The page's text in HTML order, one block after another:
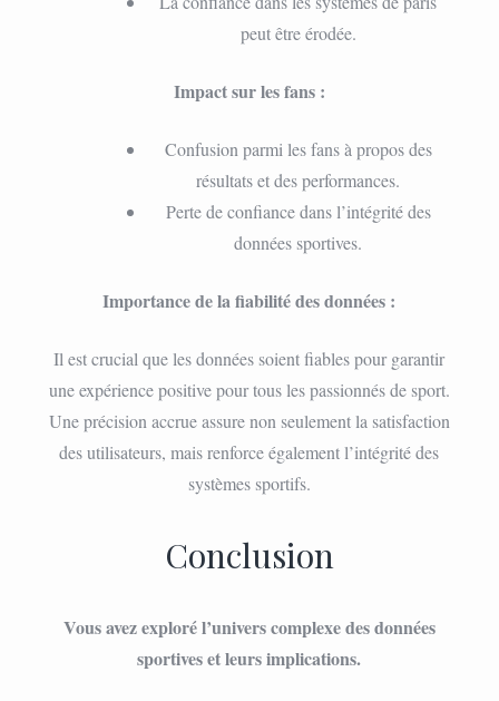
peut être érodée.
Impact sur les fans :
Confusion parmi les fans à propos des
résultats et des performances.
Perte de confiance dans l’intégrité des
données sportives.
Importance de la fiabilité des données :
Il est crucial que les données soient fiables pour garantir
une expérience positive pour tous les passionnés de sport.
Une précision accrue assure non seulement la satisfaction
des utilisateurs, mais renforce également l’intégrité des
systèmes sportifs.
Conclusion
Vous avez exploré l’univers complexe des données
sportives et leurs implications.